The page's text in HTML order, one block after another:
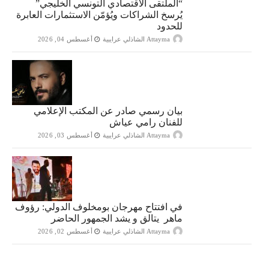
“الملتقى الاقتصادي التونسي الخليجي”
يُرسخ الشراكات ويُؤمّن الاستثمارات العابرة
للحدود
Attayma الشاذلي عرايبية أغسطس 04, 2026
بيان رسمي صادر عن المكتب الإعلامي
للفنان رامي عياش
Attayma الشاذلي عرايبية أغسطس 03, 2026
في افتتاح مهرجان بومخلوف الدولي: رؤوف
ماهر يتالق و يشد الجمهور الحاضر
Attayma الشاذلي عرايبية أغسطس 02, 2026